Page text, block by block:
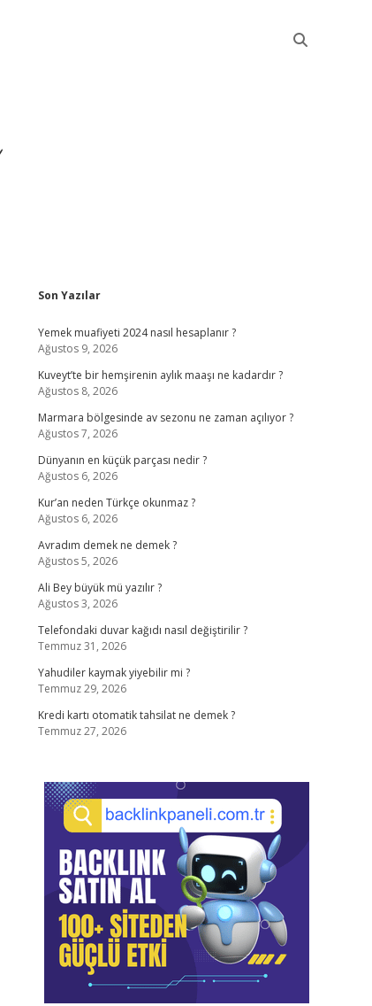
Sidebar
Son Yazılar
Yemek muafiyeti 2024 nasıl hesaplanır ?
Ağustos 9, 2026
Kuveyt’te bir hemşirenin aylık maaşı ne kadardır ?
Ağustos 8, 2026
Marmara bölgesinde av sezonu ne zaman açılıyor ?
Ağustos 7, 2026
Dünyanın en küçük parçası nedir ?
Ağustos 6, 2026
Kur’an neden Türkçe okunmaz ?
Ağustos 6, 2026
Avradım demek ne demek ?
Ağustos 5, 2026
Ali Bey büyük mü yazılır ?
Ağustos 3, 2026
Telefondaki duvar kağıdı nasıl değiştirilir ?
Temmuz 31, 2026
Yahudiler kaymak yiyebilir mi ?
Temmuz 29, 2026
Kredi kartı otomatik tahsilat ne demek ?
Temmuz 27, 2026